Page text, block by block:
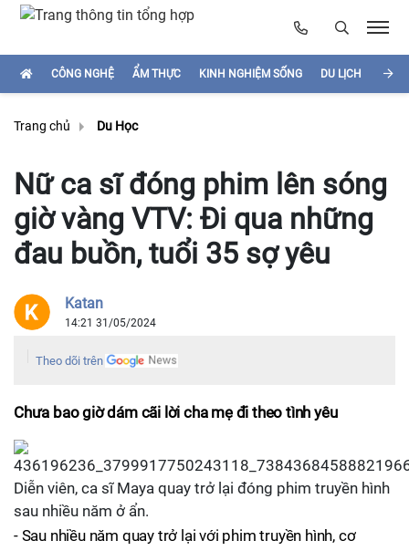
CÔNG NGHỆ ẨM THỰC KINH NGHIỆM SỐNG DU LỊCH
Trang chủ Du Học
Nữ ca sĩ đóng phim lên sóng
giờ vàng VTV: Đi qua những
đau buồn, tuổi 35 sợ yêu
Katan
14:21 31/05/2024
Theo dõi trên
Chưa bao giờ dám cãi lời cha mẹ đi theo tình yêu
Diễn viên, ca sĩ Maya quay trở lại đóng phim truyền hình
sau nhiều năm ở ẩn.
- Sau nhiều năm quay trở lại với phim truyền hình, cơ